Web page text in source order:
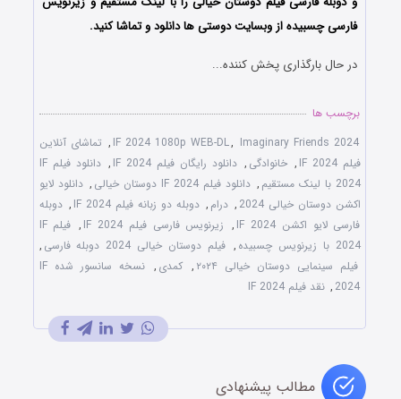
فارسی چسبیده از وبسایت دوستی ها دانلود و تماشا کنید.
در حال بارگذاری پخش کننده...
برچسب ها
IF 2024 1080p WEB-DL, Imaginary Friends 2024
, تماشای آنلاین
فیلم IF 2024
, خانوادگی , دانلود رایگان فیلم IF 2024 ,
دانلود فیلم IF
2024 با لینک مستقیم
, دانلود فیلم IF 2024 دوستان خیالی , دانلود لایو
اکشن دوستان خیالی 2024
, درام , دوبله دو زبانه فیلم IF 2024 , دوبله
فارسی لایو اکشن IF 2024
, زیرنویس فارسی فیلم IF 2024 ,
فیلم IF
2024 با زیرنویس چسبیده
, فیلم دوستان خیالی 2024 دوبله فارسی
,
فیلم سینمایی دوستان خیالی ۲۰۲۴
, کمدی ,
نسخه سانسور شده IF
2024
, نقد فیلم IF 2024
مطالب پیشنهادی